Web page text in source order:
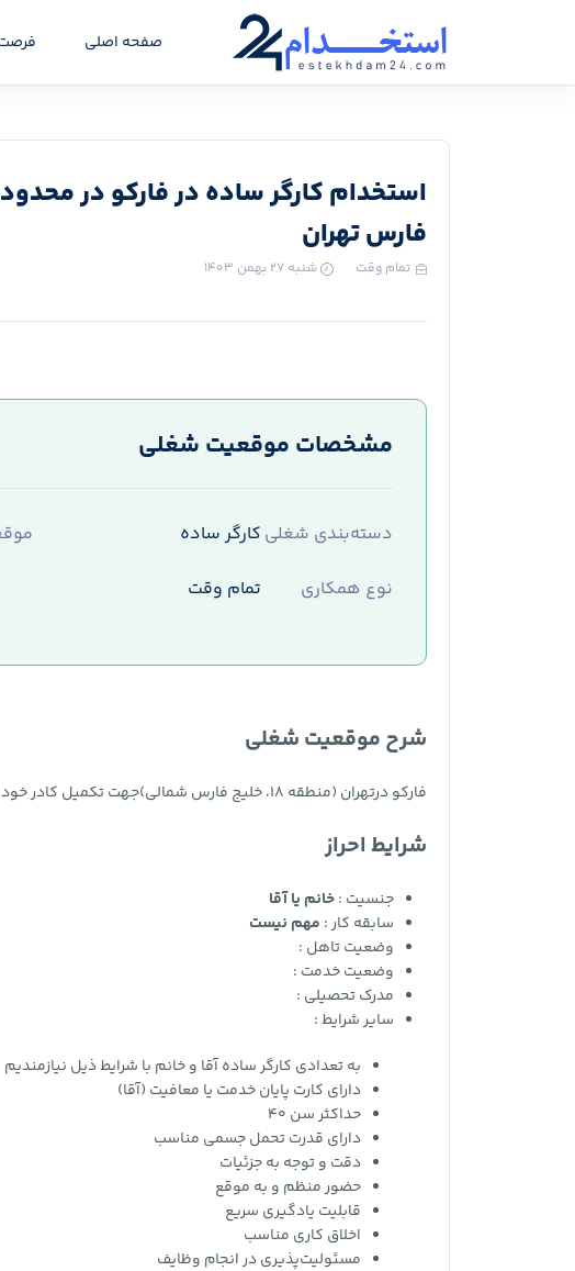
صفحه اصلی
استخدام کارگر ساده در فارکو در
فارس تهران
تمام وقت شنبه ۲۷ بهمن ۱۴۰۳
مشخصات موقعیت شغلی
دسته‌بندی شغلی کارگر ساده
نوع همکاری
تمام وقت
شرح موقعیت شغلی
فارکو درتهران (منطقه ۱۸، خلیج فارس شمالی)جهت تکمیل کادر خود از متقاضیان ساکناستان تهراناستخدام می‌نماید
شرایط احراز
جنسیت :خانم یا آقا
سابقه کار : مهم نیست
وضعیت تاهل :
وضعیت خدمت :
مدرک تحصیلی :
سایر شرایط :
به تعدادی کارگر ساده آقا و خانم با شرایط ذیل نیازمندیم
دارای کارت پایان خدمت یا معافیت (آقا)
حداکثر سن 40
دارای قدرت تحمل جسمی مناسب
دقت و توجه به جزئیات
حضور منظم و به موقع
قابلیت یادگیری سریع
اخلاق کاری مناسب
مسئولیت‌پذیری در انجام وظایف